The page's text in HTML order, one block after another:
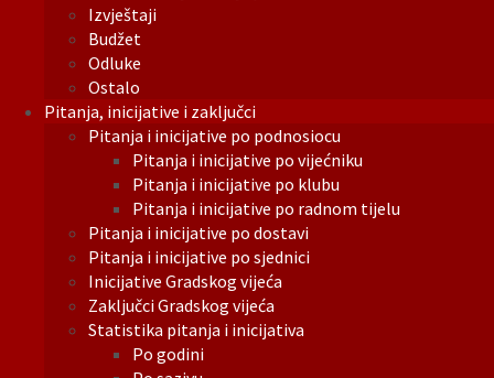
Izvještaji
Budžet
Odluke
Ostalo
Pitanja, inicijative i zaključci
Pitanja i inicijative po podnosiocu
Pitanja i inicijative po vijećniku
Pitanja i inicijative po klubu
Pitanja i inicijative po radnom tijelu
Pitanja i inicijative po dostavi
Pitanja i inicijative po sjednici
Inicijative Gradskog vijeća
Zaključci Gradskog vijeća
Statistika pitanja i inicijativa
Po godini